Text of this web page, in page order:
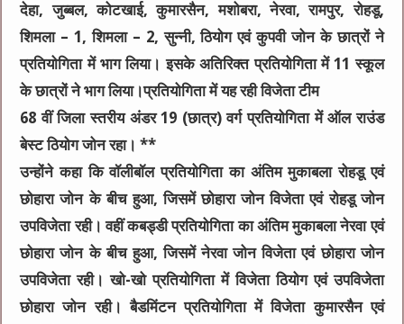
देहा, जुब्बल, कोटखाई, कुमारसैन, मशोबरा, नेरवा, रामपुर, रोहडू,
शिमला – 1, शिमला – 2, सुन्नी, ठियोग एवं कुपवी जोन के छात्रों ने
प्रतियोगिता में भाग लिया। इसके अतिरिक्त प्रतियोगिता में 11 स्कूल
के छात्रों ने भाग लिया।प्रतियोगिता में यह रही विजेता टीम
68 वीं जिला स्तरीय अंडर 19 (छात्र) वर्ग प्रतियोगिता में ऑल राउंड
बेस्ट ठियोग जोन रहा। **
उन्होंने कहा कि वॉलीबॉल प्रतियोगिता का अंतिम मुकाबला रोहडू एवं
छोहारा जोन के बीच हुआ, जिसमें छोहारा जोन विजेता एवं रोहडू जोन
उपविजेता रही। वहीं कबड्डी प्रतियोगिता का अंतिम मुकाबला नेरवा एवं
छोहारा जोन के बीच हुआ, जिसमें नेरवा जोन विजेता एवं छोहारा जोन
उपविजेता रही। खो-खो प्रतियोगिता में विजेता ठियोग एवं उपविजेता
छोहारा जोन रही। बैडमिंटन प्रतियोगिता में विजेता कुमारसैन एवं